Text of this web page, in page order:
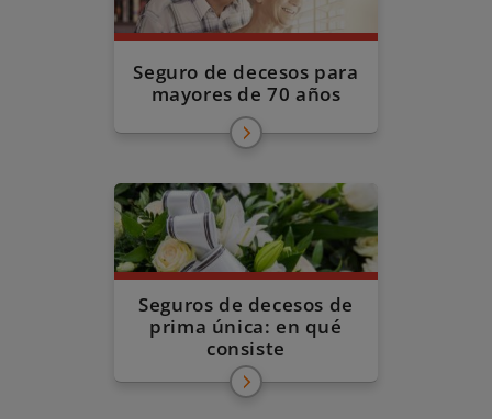
Seguro de decesos para
mayores de 70 años
Seguros de decesos de
prima única: en qué
consiste